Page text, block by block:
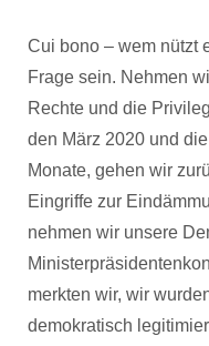
Cui bono – wem nützt
Frage sein. Nehmen
Rechte und die
den März 2020 und
Monate, gehen wir
Eingriffe zur
nehmen wir unsere
merkten wir, wir
demokratisch